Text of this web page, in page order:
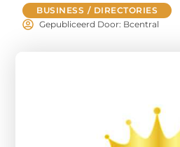
BUSINESS / DIRECTORIES
Gepubliceerd Door: Bcentral